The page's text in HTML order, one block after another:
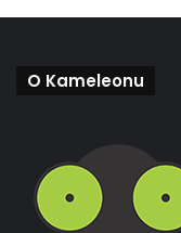
O Kameleonu